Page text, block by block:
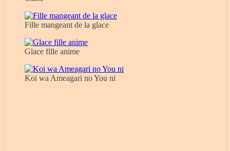
Fille mangeant de la glace
Glace fille anime
Koi wa Ameagari no You ni